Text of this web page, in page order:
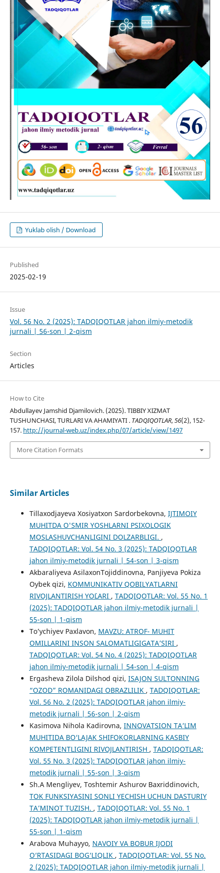
Yuklab olish / Download
Published
2025-02-19
Issue
Vol. 56 No. 2 (2025): TADQIQOTLAR jahon ilmiy-metodik
jurnali | 56-son | 2-qism
Section
Articles
How to Cite
Abdullayev Jamshid Djamilovich. (2025). TIBBIY XIZMAT
TUSHUNCHASI, TURLARI VA AHAMIYATI . TADQIQOTLAR,56(2), 152-
157. http://journal-web.uz/index.php/07/article/view/1497
More Citation Formats
Similar Articles
Tillaxodjayeva Xosiyatxon Sardorbekovna, IJTIMOIY
MUHITDA O'SMIR YOSHLARNI PSIXOLOGIK
MOSLASHUVCHANLIGINI DOLZARBLIGI. ,
TADQIQOTLAR: Vol. 54 No. 3 (2025): TADQIQOTLAR
jahon ilmiy-metodik jurnali | 54-son | 3-qism
Akbaraliyeva AsilaxonTojiddinovna, Panjiyeva Pokiza
Oybek qizi, KOMMUNIKATIV QOBILYATLARNI
RIVOJLANTIRISH YO`LARI , TADQIQOTLAR: Vol. 55 No. 1
(2025): TADQIQOTLAR jahon ilmiy-metodik jurnali |
55-son | 1-qism
To’ychiyev Paxlavon, MAVZU: ATROF- MUHIT
OMILLARINI INSON SALOMATLIGIGATA’SIRI ,
TADQIQOTLAR: Vol. 54 No. 4 (2025): TADQIQOTLAR
jahon ilmiy-metodik jurnali | 54-son | 4-qism
Ergasheva Zilola Dilshod qizi, ISAJON SULTONNING
“OZOD” ROMANIDAGI OBRAZLILIK , TADQIQOTLAR:
Vol. 56 No. 2 (2025): TADQIQOTLAR jahon ilmiy-
metodik jurnali | 56-son | 2-qism
Kasimova Nihola Kadirovna, INNOVATSION TA’LIM
MUHITIDA BO‘LAJAK SHIFOKORLARNING KASBIY
KOMPETENTLIGINI RIVOJLANTIRISH , TADQIQOTLAR:
Vol. 55 No. 3 (2025): TADQIQOTLAR jahon ilmiy-
metodik jurnali | 55-son | 3-qism
Sh.A Mengliyev, Toshtemir Ashurov Baxriddinovich,
TOK FUNKSIYASINI SONLI YECHISH UCHUN DASTURIY
TAʼMINOT TUZISH. , TADQIQOTLAR: Vol. 55 No. 1
(2025): TADQIQOTLAR jahon ilmiy-metodik jurnali |
55-son | 1-qism
Arabova Muhayyo, NAVOIY VA BOBUR IJODI
O‘RTASIDAGI BOG‘LIQLIК , TADQIQOTLAR: Vol. 55 No.
2 (2025): TADQIQOTLAR jahon ilmiy-metodik jurnali |